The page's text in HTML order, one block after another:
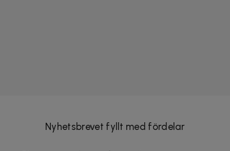
Nyhetsbrevet fyllt med fördelar